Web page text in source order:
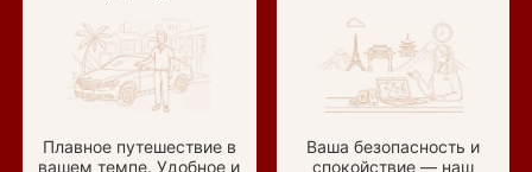
Плавное путешествие в
вашем темпе. Удобное и
Ваша безопасность и
спокойствие — наш